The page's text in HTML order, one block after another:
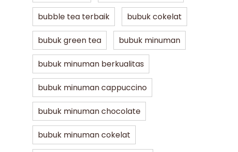
bubble tea terbaik bubuk cokelat
bubuk green tea bubuk minuman
bubuk minuman berkualitas
bubuk minuman cappuccino
bubuk minuman chocolate
bubuk minuman cokelat